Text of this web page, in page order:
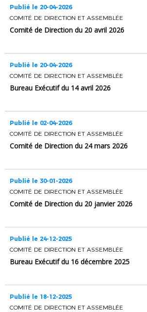
Publié le 20-04-2026
COMITÉ DE DIRECTION ET ASSEMBLÉE
Comité de Direction du 20 avril 2026
Publié le 20-04-2026
COMITÉ DE DIRECTION ET ASSEMBLÉE
Bureau Exécutif du 14 avril 2026
Publié le 02-04-2026
COMITÉ DE DIRECTION ET ASSEMBLÉE
Comité de Direction du 24 mars 2026
Publié le 30-01-2026
COMITÉ DE DIRECTION ET ASSEMBLÉE
Comité de Direction du 20 janvier 2026
Publié le 24-12-2025
COMITÉ DE DIRECTION ET ASSEMBLÉE
Bureau Exécutif du 16 décembre 2025
Publié le 18-12-2025
COMITÉ DE DIRECTION ET ASSEMBLÉE